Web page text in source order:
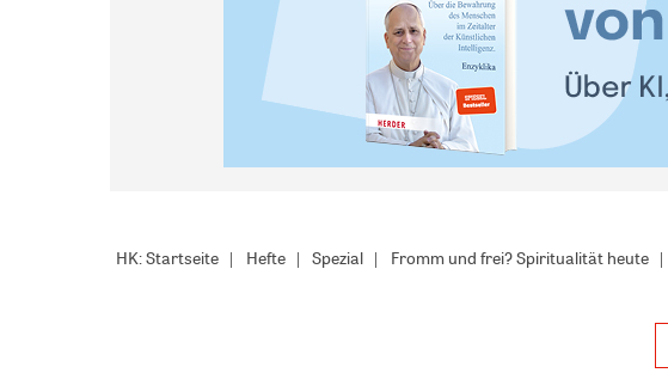
HK: Startseite Hefte Spezial Fromm und frei? Spiritualität heute